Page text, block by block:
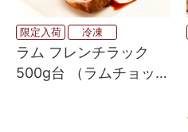
限定入荷 冷凍
ラム フレンチラック
500g台 （ラムチョッ